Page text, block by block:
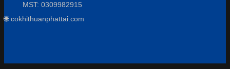
MST: 0309982915
🌐 cokhithuanphattai.com